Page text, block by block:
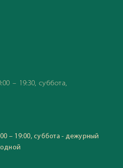
– 19:30, суббота,
– 19:00, суббота - дежурный